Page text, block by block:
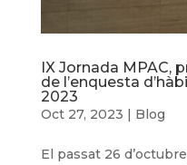
IX Jornada MPAC,
de l’enquesta
2023
Oct 27, 2023 | Blog
El passat 26